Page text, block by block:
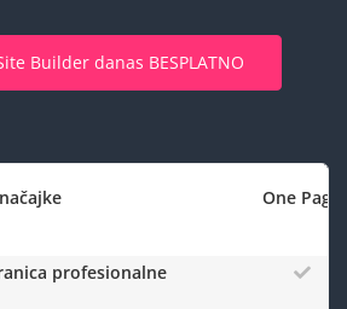
Builder danas BESPLATNO
One Page
profesionalne